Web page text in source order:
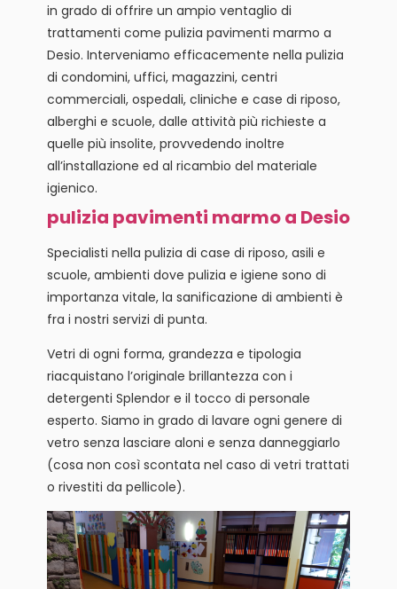
in grado di offrire un ampio ventaglio di
trattamenti come pulizia pavimenti marmo a
Desio. Interveniamo efficacemente nella pulizia
di condomini, uffici, magazzini, centri
commerciali, ospedali, cliniche e case di riposo,
alberghi e scuole, dalle attività più richieste a
quelle più insolite, provvedendo inoltre
all’installazione ed al ricambio del materiale
igienico.
pulizia pavimenti marmo a Desio
Specialisti nella pulizia di case di riposo, asili e
scuole, ambienti dove pulizia e igiene sono di
importanza vitale, la sanificazione di ambienti è
fra i nostri servizi di punta.
Vetri di ogni forma, grandezza e tipologia
riacquistano l’originale brillantezza con i
detergenti Splendor e il tocco di personale
esperto. Siamo in grado di lavare ogni genere di
vetro senza lasciare aloni e senza danneggiarlo
(cosa non così scontata nel caso di vetri trattati
o rivestiti da pellicole).